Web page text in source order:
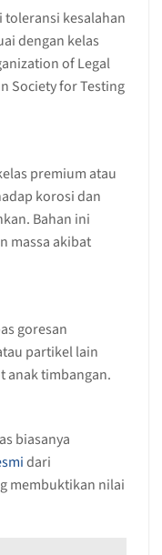
kesalahan
dengan kelas
of Legal
Society for Testing
premium atau
korosi dan
Bahan ini
massa akibat
goresan
partikel lain
anak timbangan.
biasanya
dari
membuktikan nilai